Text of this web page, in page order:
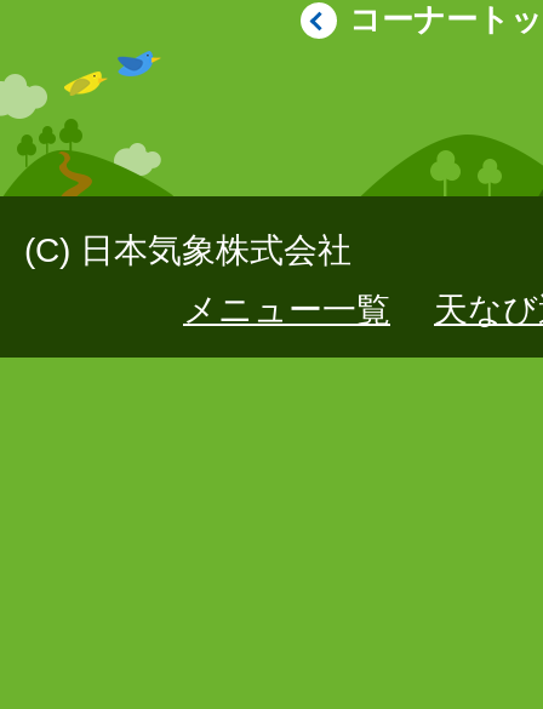
コーナート
(C) 日本気象株式会社
メニュー一覧
天な